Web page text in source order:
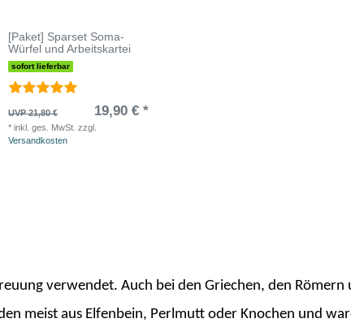
[Paket] Sparset Soma-
Würfel und Arbeitskartei
sofort lieferbar
UVP 21,80 € 19,90 € *
*inkl. ges. MwSt. zzgl.
Versandkosten
verwendet. Auch bei den Griechen, den
meist aus Elfenbein, Perlmutt oder Knochen und